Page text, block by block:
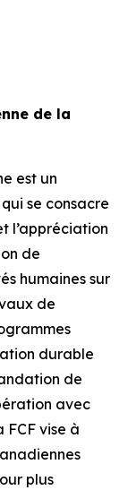
de la
est un
se consacre
l’appréciation
de
humaines sur
de
durable
de
avec
FCF vise à
plus